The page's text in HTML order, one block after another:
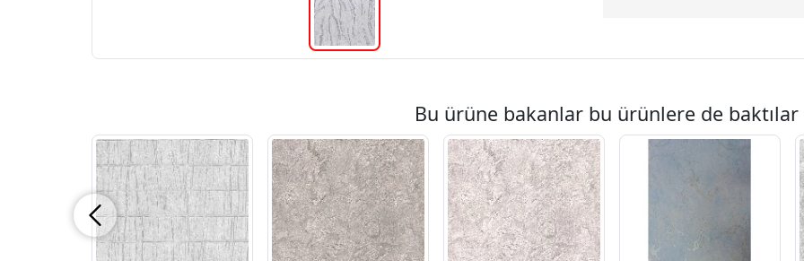
Bu ürüne bakanlar bu ürünlere de baktılar